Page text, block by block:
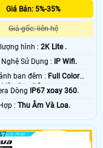
Giá Bán: 5%-35%
Giá gốc: liên hệ
lượng hình :2K Lite .
⚜️ Công Nghệ Sử Dụng : IP Wifi.
❂ Hình ảnh ban đêm : Full Color
Ban Ðêm.
Dòng IP67 xoay 360.
️💮 Tích Hợp :Thu Âm Và Loa.